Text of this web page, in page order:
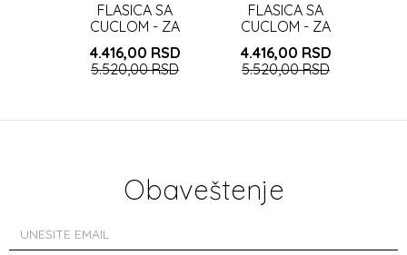
FLASICA SA
CUCLOM - ZA
RASCEP NEPCA
4.416,00 RSD
5.520,00RSD
FLASICA SA
CUCLOM - ZA
OTEZANU ISHRANU
4.416,00 RSD
5.520,00RSD
Obaveštenje